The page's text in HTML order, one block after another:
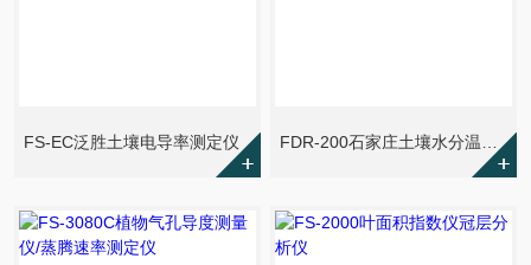
FS-EC泛胜土壤电导率测定仪